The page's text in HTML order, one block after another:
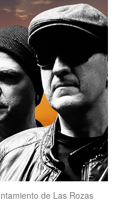
de Las Rozas